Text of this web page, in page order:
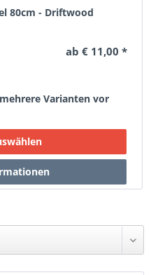
80cm - Driftwood
ab € 11,00 *
Varianten vor